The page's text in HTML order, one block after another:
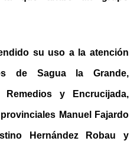
su uso a la atención
de Sagua la Grande,
Remedios y Encrucijada,
Manuel Fajardo
Hernández Robau y